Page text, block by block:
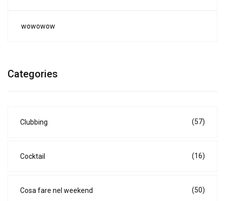
wowowow
Categories
Clubbing (57)
Cocktail (16)
Cosa fare nel weekend (50)